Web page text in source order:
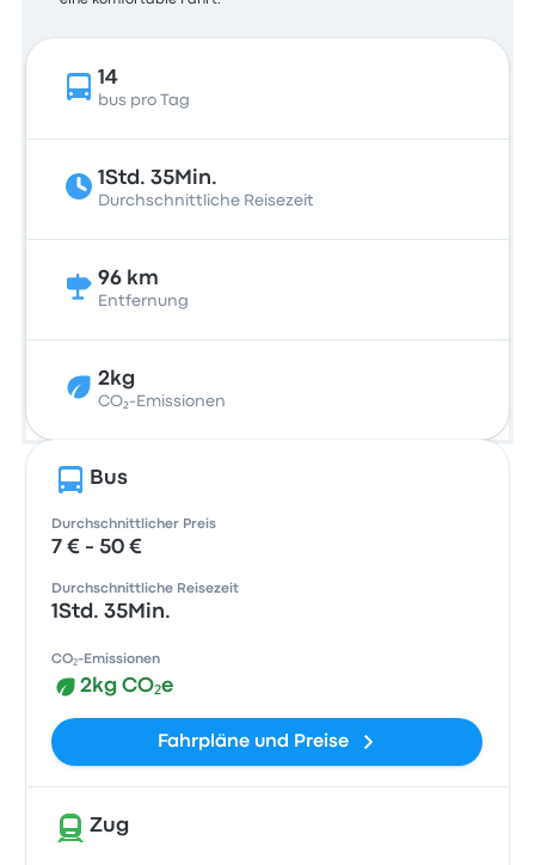
14
bus pro Tag
1Std. 35Min.
Durchschnittliche Reisezeit
96 km
Entfernung
2kg
CO₂-Emissionen
Bus
Durchschnittlicher Preis
7 € - 50 €
Durchschnittliche Reisezeit
1Std. 35Min.
CO₂-Emissionen
2kg CO₂e
Fahrpläne und Preise
Zug